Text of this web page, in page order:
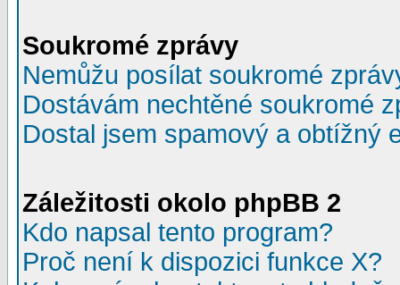
Soukromé zprávy
Nemůžu posílat soukromé
Dostávám nechtěné soukromé
Dostal jsem spamový a obtížný
Záležitosti okolo phpBB 2
Kdo napsal tento program?
Proč není k dispozici funkce X?